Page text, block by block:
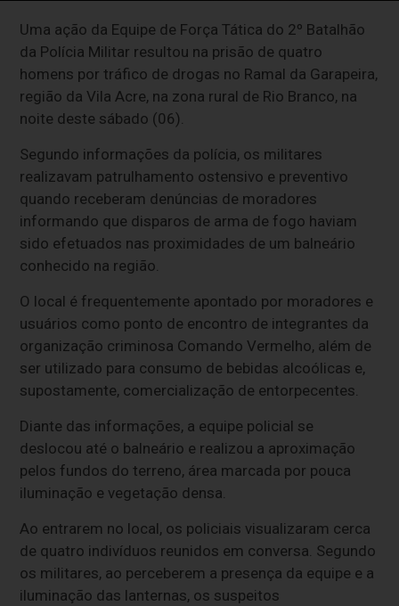
Uma ação da Equipe de Força Tática do 2º Batalhão
da Polícia Militar resultou na prisão de quatro
homens por tráfico de drogas no Ramal da Garapeira,
região da Vila Acre, na zona rural de Rio Branco, na
noite deste sábado (06).
Segundo informações da polícia, os militares
realizavam patrulhamento ostensivo e preventivo
quando receberam denúncias de moradores
informando que disparos de arma de fogo haviam
sido efetuados nas proximidades de um balneário
conhecido na região.
O local é frequentemente apontado por moradores e
usuários como ponto de encontro de integrantes da
organização criminosa Comando Vermelho, além de
ser utilizado para consumo de bebidas alcoólicas e,
supostamente, comercialização de entorpecentes.
Diante das informações, a equipe policial se
deslocou até o balneário e realizou a aproximação
pelos fundos do terreno, área marcada por pouca
iluminação e vegetação densa.
Ao entrarem no local, os policiais visualizaram cerca
de quatro indivíduos reunidos em conversa. Segundo
os militares, ao perceberem a presença da equipe e a
iluminação das lanternas, os suspeitos